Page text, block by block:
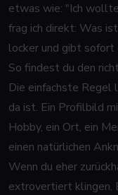
etwas wie: "Ich
frag ich direkt: Was
locker und gibt sofort
So findest du den
Die einfachste Regel
da ist. Ein Profilbild
Hobby, ein Ort, ein
einen natürlichen
Wenn du eher
extrovertiert klingen.